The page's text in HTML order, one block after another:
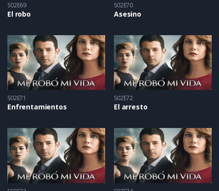
S02E69
El robo
S02E70
Asesino
S02E71
Enfrentamientos
S02E72
El arresto